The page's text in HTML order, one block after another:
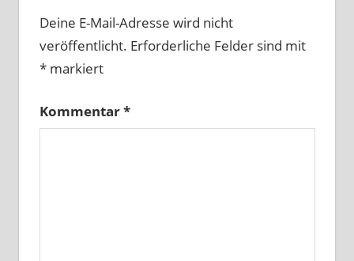
Deine E-Mail-Adresse wird nicht
veröffentlicht. Erforderliche Felder sind mit
*markiert
Kommentar*